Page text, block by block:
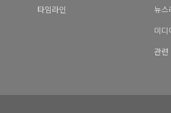
타임라인
뉴스
미디
관련